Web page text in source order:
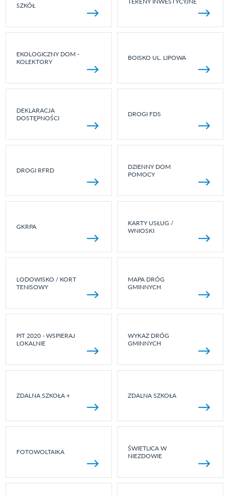
SZKÓŁ
EKOLOGICZNY DOM -
KOLEKTORY
BOISKO UL. LIPOWA
DEKLARACJA
DOSTĘPNOŚCI
DROGI FDS
DROGI RFRD
DZIENNY DOM
POMOCY
GKRPA
KARTY USŁUG /
WNIOSKI
LODOWISKO / KORT
TENISOWY
MAPA DRÓG
GMINNYCH
PIT 2020 - WSPIERAJ
LOKALNIE
WYKAZ DRÓG
GMINNYCH
ZDALNA SZKOŁA + ZDALNA SZKOŁA
FOTOWOLTAIKA
ŚWIETLICA W
NIEZDOWIE